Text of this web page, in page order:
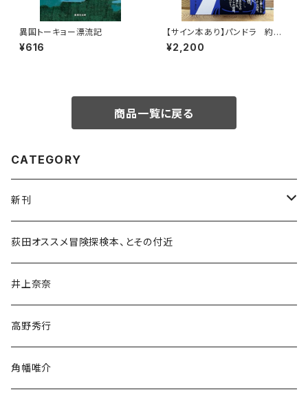
異国トーキョー漂流記
¥616
【サイン本あり】パンドラ 約束
の頂
¥2,200
商品一覧に戻る
CATEGORY
新刊
和書
文学・小説・物語
随筆・ノンフィクション・その他
荻田オススメ冒険探検本、とその付近
井上奈奈
高野秀行
角幡唯介